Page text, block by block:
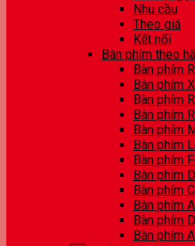
Nhu cầu
Theo giá
Kết nối
Bàn phím theo
Bàn phím
Bàn phím
Bàn phím
Bàn phím
Bàn phím
Bàn phím
Bàn phím
Bàn phím
Bàn phím
Bàn phím
Bàn phím
Bàn phím